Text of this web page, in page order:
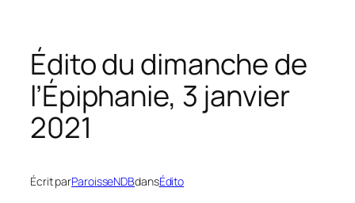
Édito du dimanche de
l’Épiphanie, 3 janvier
2021
Écrit parParoisseNDBdansÉdito